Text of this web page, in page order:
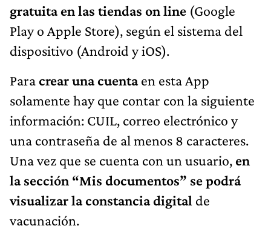
gratuita en las tiendas on line (Google
Play o Apple Store), según el sistema del
dispositivo (Android y iOS).
Paracrear una cuentaen esta App
solamente hay que contar con la siguiente
información: CUIL, correo electrónico y
una contraseña de al menos 8 caracteres.
Una vez que se cuenta con un usuario, en
la sección “Mis documentos” se podrá
visualizar la constancia digital de
vacunación.